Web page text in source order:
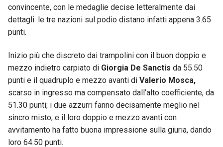
convincente, con le medaglie decise letteralmente dai
dettagli: le tre nazioni sul podio distano infatti appena 3.65
punti.
Inizio più che discreto dai trampolini con il buon doppio e
mezzo indietro carpiato di Giorgia De Sanctis da 55.50
punti e il quadruplo e mezzo avanti di Valerio Mosca,
scarso in ingresso ma compensato dall’alto coefficiente, da
51.30 punti; i due azzurri fanno decisamente meglio nel
sincro misto, e il loro doppio e mezzo avanti con
avvitamento ha fatto buona impressione sulla giuria, dando
loro 64.50 punti.